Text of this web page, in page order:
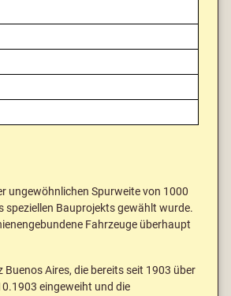
ungewöhnlichen Spurweite von 1000
speziellen Bauprojekts gewählt wurde.
Fahrzeuge überhaupt
Aires, die bereits seit 1903 über
eingeweiht und die